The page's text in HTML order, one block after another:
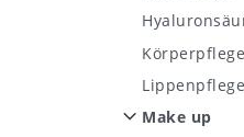
Körperpflege
Lippenpflege
Make up